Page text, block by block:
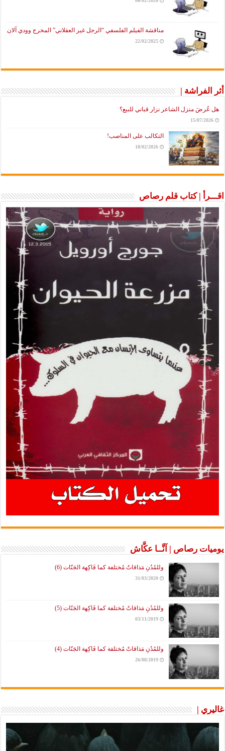
مناقشة الفيلم الفلسفي “الرجل غير العقلاني” المخرج وودي آلان
22/02/2025
أثر الفراشة |
هل عُرضَ منزل الشاعر نزار قباني للبيع؟
15/07/2026
التكالب على المناصب!
18/02/2026
اقـــرأ | كتاب قلم رصاص
يوميات رصاص | آنَّــا عكَّاش
وللمُدُنِ مَذاقاتٌ مُختلفة كما فَاكِهة الجَنّات (6)
31/03/2020
وللمُدُنِ مَذاقاتٌ مُختلفة كما فَاكِهة الجَنّات (5)
03/11/2019
وللمُدُنِ مَذاقاتٌ مُختلفة كما فَاكِهة الجَنّات (4)
26/08/2019
غاليري |